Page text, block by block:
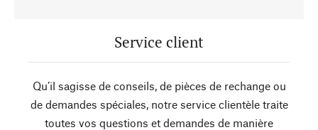
Service client
Qu’il sagisse de conseils, de pièces de rechange ou
de demandes spéciales, notre service clientèle traite
toutes vos questions et demandes de manière